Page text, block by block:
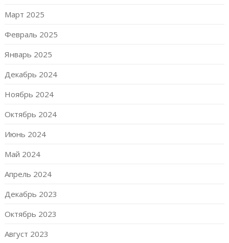
Март 2025
Февраль 2025
Январь 2025
Декабрь 2024
Ноябрь 2024
Октябрь 2024
Июнь 2024
Май 2024
Апрель 2024
Декабрь 2023
Октябрь 2023
Август 2023